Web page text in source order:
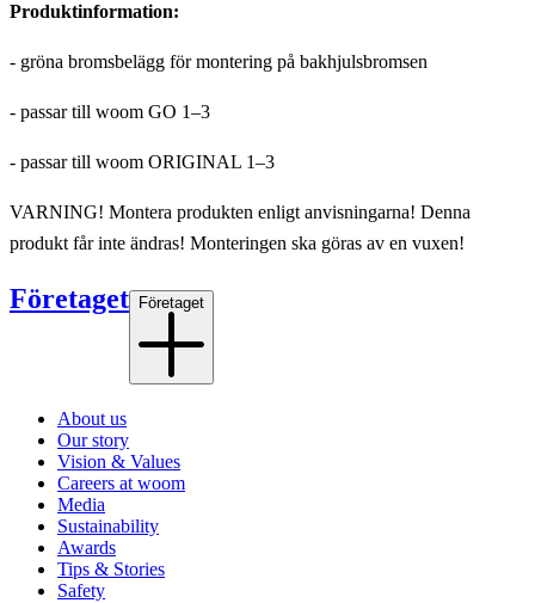
Produktinformation:
- gröna bromsbelägg för montering på bakhjulsbromsen
- passar till woom GO 1–3
- passar till woom ORIGINAL 1–3
VARNING! Montera produkten enligt anvisningarna! Denna
produkt får inte ändras! Monteringen ska göras av en vuxen!
Företaget Företaget
About us
Our story
Vision & Values
Careers at woom
Media
Sustainability
Awards
Tips & Stories
Safety